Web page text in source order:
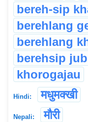
bereh-sip
berehlang
berehlang
berehsip
khorogajau
Hindi: मधुमक्खी
Nepali: मौरी